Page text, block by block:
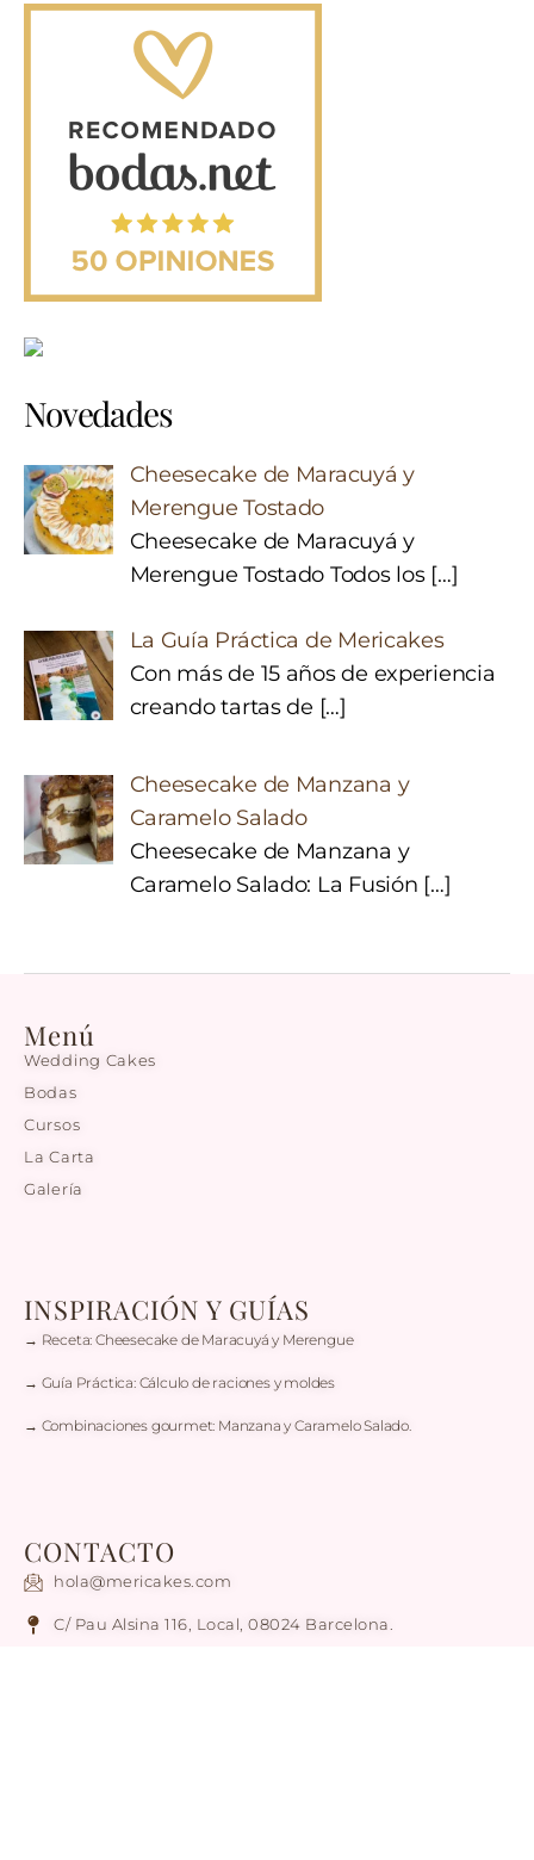
Novedades
Cheesecake de Maracuyá y
Merengue Tostado
Cheesecake de Maracuyá y
Merengue Tostado Todos los […]
La Guía Práctica de Mericakes
Con más de 15 años de experiencia
creando tartas de […]
Cheesecake de Manzana y
Caramelo Salado
Cheesecake de Manzana y
Caramelo Salado: La Fusión […]
Menú
Wedding Cakes
Bodas
Cursos
La Carta
Galería
INSPIRACIÓN Y GUÍAS
→ Receta: Cheesecake de Maracuyá y Merengue
→ Guía Práctica: Cálculo de raciones y moldes
→ Combinaciones gourmet: Manzana y Caramelo Salado.
CONTACTO
hola@mericakes.com
C/ Pau Alsina 116, Local, 08024 Barcelona.